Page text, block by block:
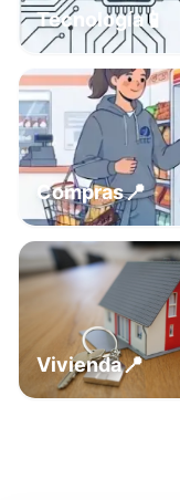
Tecnología📱
Compras📍
Vivienda📍